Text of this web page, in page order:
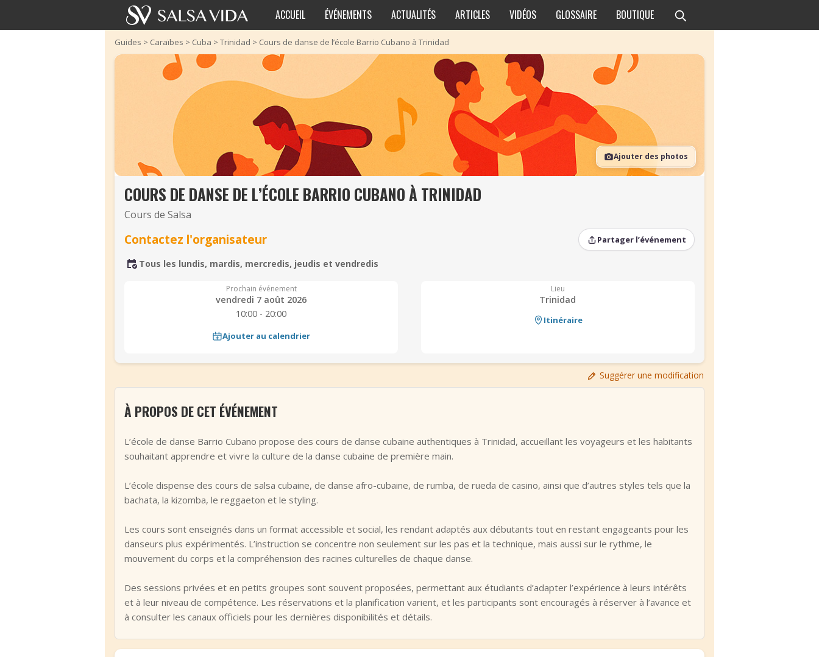
ACCUEIL ÉVÉNEMENTS ACTUALITÉS ARTICLES VIDÉOS GLOSSAIRE BOUTIQUE
Guides > Caraïbes > Cuba > Trinidad > Cours de danse de l’école Barrio Cubano à Trinidad
Ajouter des photos
COURS DE DANSE DE L’ÉCOLE BARRIO CUBANO À TRINIDAD
Cours de Salsa
Contactez l'organisateur Partager l’événement
Tous les lundis, mardis, mercredis, jeudis et vendredis
Prochain événement
vendredi 7 août 2026
10:00 - 20:00
Ajouter au calendrier
Lieu
Trinidad
Itinéraire
Suggérer une modification
À PROPOS DE CET ÉVÉNEMENT
L’école de danse Barrio Cubano propose des cours de danse cubaine authentiques à Trinidad, accueillant les voyageurs et les habitants
souhaitant apprendre et vivre la culture de la danse cubaine de première main.
L’école dispense des cours de salsa cubaine, de danse afro-cubaine, de rumba, de rueda de casino, ainsi que d’autres styles tels que la
bachata, la kizomba, le reggaeton et le styling.
Les cours sont enseignés dans un format accessible et social, les rendant adaptés aux débutants tout en restant engageants pour les
danseurs plus expérimentés. L’instruction se concentre non seulement sur les pas et la technique, mais aussi sur le rythme, le
mouvement du corps et la compréhension des racines culturelles de chaque danse.
Des sessions privées et en petits groupes sont souvent proposées, permettant aux étudiants d’adapter l’expérience à leurs intérêts
et à leur niveau de compétence. Les réservations et la planification varient, et les participants sont encouragés à réserver à l’avance et
à consulter les canaux officiels pour les dernières disponibilités et détails.